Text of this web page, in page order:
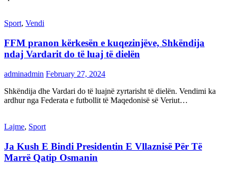
Sport, Vendi
FFM pranon kërkesën e kuqezinjëve, Shkëndija
ndaj Vardarit do të luaj të dielën
adminadmin February 27, 2024
Shkëndija dhe Vardari do të luajnë zyrtarisht të dielën. Vendimi ka
ardhur nga Federata e futbollit të Maqedonisë së Veriut…
Lajme, Sport
Ja Kush E Bindi Presidentin E Vllaznisë Për Të
Marrë Qatip Osmanin